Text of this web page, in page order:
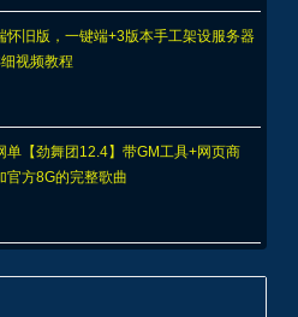
怀旧版，一键端+3版本手工架设服务器
视频教程
单【劲舞团12.4】带GM工具+网页商
官方8G的完整歌曲